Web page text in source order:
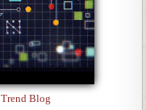
Trend Blog